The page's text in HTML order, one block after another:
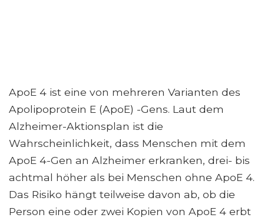
ApoE 4 ist eine von mehreren Varianten des
Apolipoprotein E (ApoE) -Gens. Laut dem
Alzheimer-Aktionsplan ist die
Wahrscheinlichkeit, dass Menschen mit dem
ApoE 4-Gen an Alzheimer erkranken, drei- bis
achtmal höher als bei Menschen ohne ApoE 4.
Das Risiko hängt teilweise davon ab, ob die
Person eine oder zwei Kopien von ApoE 4 erbt